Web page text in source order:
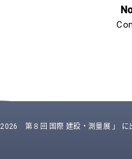
2026 第８回 国際 建設・測量展 」 に